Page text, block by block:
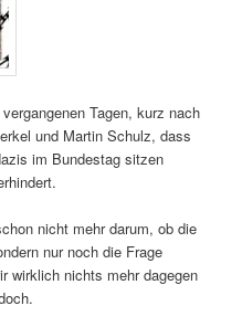
Tagen, kurz nach
und Martin Schulz, dass
im Bundestag sitzen
nicht mehr darum, ob die
nur noch die Frage
wirklich nichts mehr dagegen